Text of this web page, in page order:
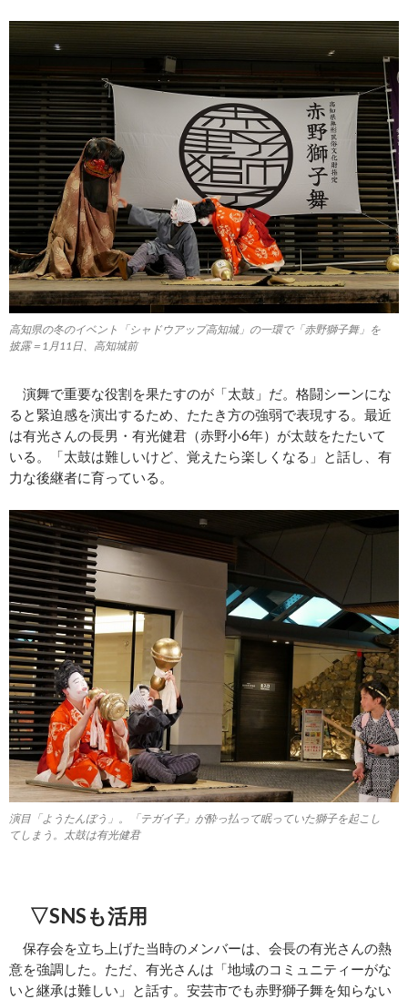
高知県の冬のイベント「シャドウアップ高知城」の一環で「赤野獅子舞」を
披露＝1月11日、高知城前
演舞で重要な役割を果たすのが「太鼓」だ。格闘シーンにな
ると緊迫感を演出するため、たたき方の強弱で表現する。最近
は有光さんの長男・有光健君（赤野小6年）が太鼓をたたいて
いる。「太鼓は難しいけど、覚えたら楽しくなる」と話し、有
力な後継者に育っている。
演目「ようたんぼう」。「テガイ子」が酔っ払って眠っていた獅子を起こし
てしまう。太鼓は有光健君
▽SNSも活用
保存会を立ち上げた当時のメンバーは、会長の有光さんの熱
意を強調した。ただ、有光さんは「地域のコミュニティーがな
いと継承は難しい」と話す。安芸市でも赤野獅子舞を知らない